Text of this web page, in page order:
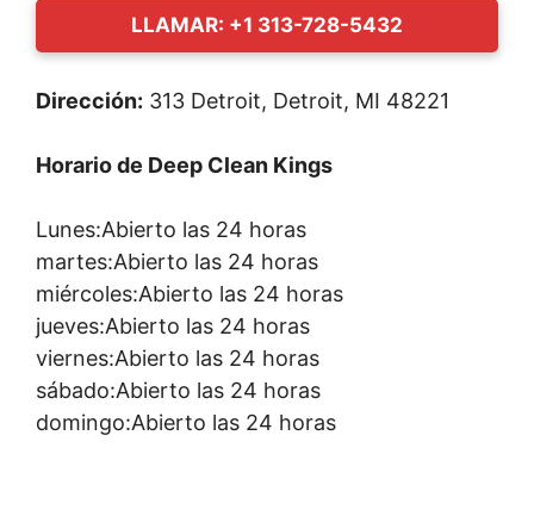
LLAMAR: +1 313-728-5432
Dirección: 313 Detroit, Detroit, MI 48221
Horario de Deep Clean Kings
Lunes:Abierto las 24 horas
martes:Abierto las 24 horas
miércoles:Abierto las 24 horas
jueves:Abierto las 24 horas
viernes:Abierto las 24 horas
sábado:Abierto las 24 horas
domingo:Abierto las 24 horas